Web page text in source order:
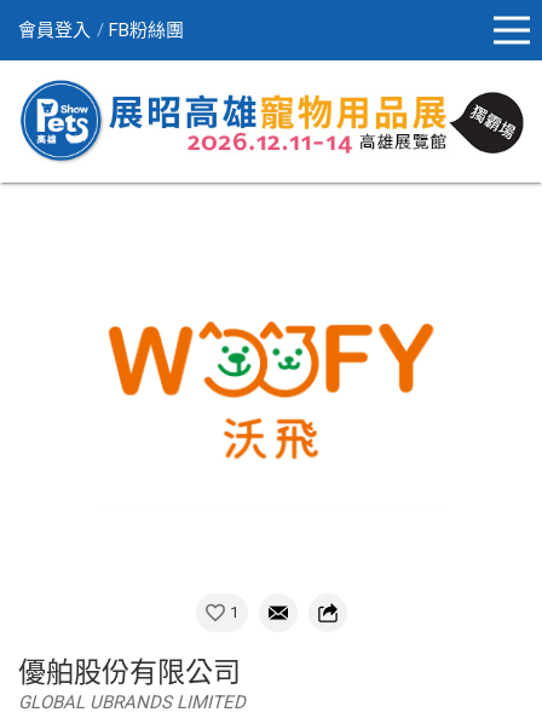
會員登入 FB粉絲團
1
優舶股份有限公司
GLOBAL UBRANDS LIMITED